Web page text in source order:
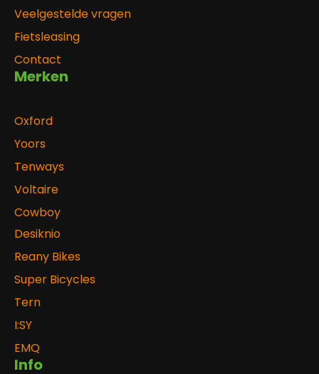
Veelgestelde vragen
Fietsleasing
Contact
Merken
Oxford
Yoors
Tenways
Voltaire
Cowboy
Desiknio
Reany Bikes
Super Bicycles
Tern
I:SY
EMQ
Info